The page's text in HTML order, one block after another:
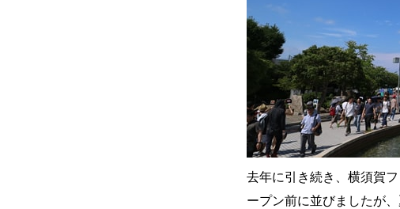
去年に引き続き、横須賀
ープン前に並びましたが